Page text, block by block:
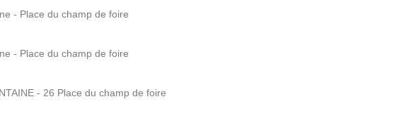
- Place du champ de foire
- Place du champ de foire
- 26 Place du champ de foire